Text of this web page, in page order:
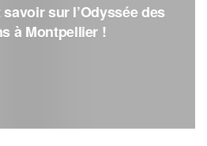
sur l’Odyssée des
à Montpellier !